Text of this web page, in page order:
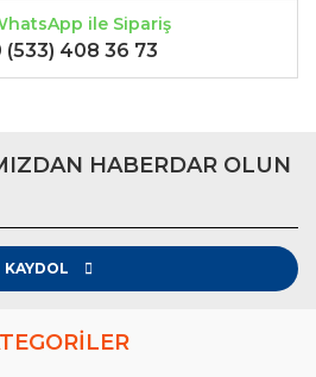
ile Sipariş
(533) 408 36 73
HABERDAR OLUN
KAYDOL